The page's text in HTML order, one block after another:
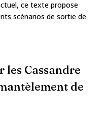
ce texte propose
scénarios de sortie de
les Cassandre
de